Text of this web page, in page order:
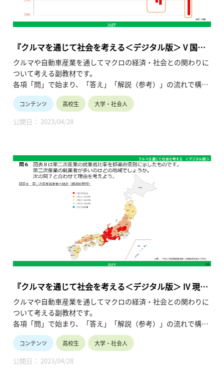
ることを試みます。このポイントをおさえることで、外国語学
の差異を意識的に乗り越えられるようになるかもしれません。
02:17 この講座について
03:59 講義
『クルマを通じて社会を考える＜デジタル版＞ V 国際
経済』
クルマや自動車産業を通してマクロの経済・社会との関わりに
ついて考える副教材です。
各項「問」で始まり、「答え」「解説（参考）」の流れで構成
され、授業形態の多様化や生徒の皆さんの自主学習にも対応で
きる仕様です。
この「V 国際経済」では、グローバル化の進行で一国では経済
活動が成り立たないことを踏まえ、
また持続可能な社会について考察することを狙いとしていま
コンテンツ 高校生 大学・社会人
公開日： 2023/04/28
『クルマを通じて社会を考える＜デジタル版＞ IV 現代
の企業・産業構造の変化』
クルマや自動車産業を通してマクロの経済・社会との関わりに
ついて考える副教材です。
各項「問」で始まり、「答え」「解説（参考）」の流れで構成
され、授業形態の多様化や生徒の皆さんの自主学習にも対応で
きる仕様です。
この「IV 現代の企業・産業構造の変化」では、国民経済が一国
だけで完結しえなくなってきていること、
コンテンツ 高校生 大学・社会人
公開日： 2023/04/28